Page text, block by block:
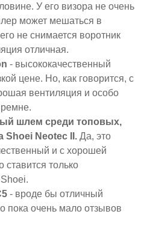
У его визора не очень
может мешаться в
не снимается воротник
отличная.
- высококачественный
цене. Но, как говорится, с
вентиляция и особо
шлем среди топовых,
Shoei Neotec II. Да, это
и с хорошей
только
- вроде бы отличный
пока очень мало отзывов